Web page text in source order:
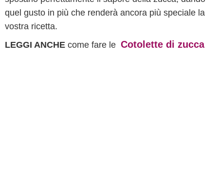
quel gusto in più che renderà ancora più speciale la
vostra ricetta.
LEGGI ANCHE come fare le Cotolette di zucca